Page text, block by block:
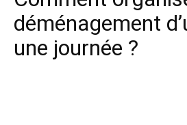
déménagement
une journée ?